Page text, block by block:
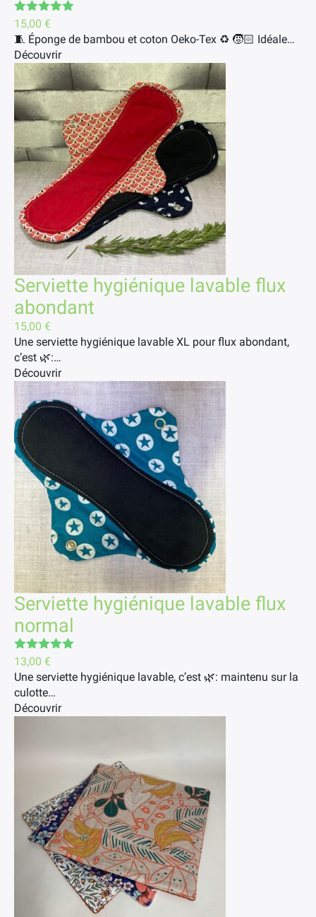
Note 5.00
sur 5
15,00 €
🧵 Éponge de bambou et coton Oeko-Tex ♻️ 🧒🏻 Idéale…
Découvrir
Serviette hygiénique lavable flux
abondant
15,00 €
Une serviette hygiénique lavable XL pour flux abondant,
c’est 🌿:…
Découvrir
Serviette hygiénique lavable flux
normal
Note 5.00
sur 5
13,00 €
Une serviette hygiénique lavable, c’est 🌿: maintenu sur la
culotte…
Découvrir